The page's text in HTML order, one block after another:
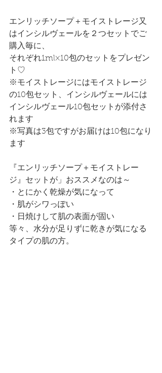
エンリッチソープ＋モイストレージ又
はインシルヴェールを２つセットでご
購入毎に、
それぞれ1ml×10包のセットをプレゼン
ト♡
※モイストレージにはモイストレージ
の10包セット、インシルヴェールには
インシルヴェール10包セットが添付さ
れます
※写真は3包ですがお届けは10包になり
ます
『エンリッチソープ＋モイストレー
ジ』セットが」おススメなのは～
・とにかく乾燥が気になって
・肌がシワっぽい
・日焼けして肌の表面が固い
等々、水分が足りずに乾きが気になる
タイプの肌の方。